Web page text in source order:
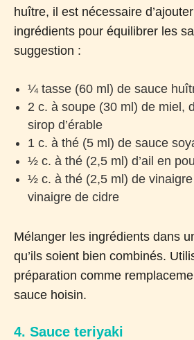
huître, il est nécessaire
ingrédients pour équilibrer les
suggestion :
¼ tasse (60 ml) de sauce
2 c. à soupe (30 ml) de miel,
sirop d’érable
1 c. à thé (5 ml) de sauce
½ c. à thé (2,5 ml) d’ail en
½ c. à thé (2,5 ml) de
vinaigre de cidre
Mélanger les ingrédients dans
qu’ils soient bien combinés.
préparation comme
sauce hoisin.
4. Sauce teriyaki